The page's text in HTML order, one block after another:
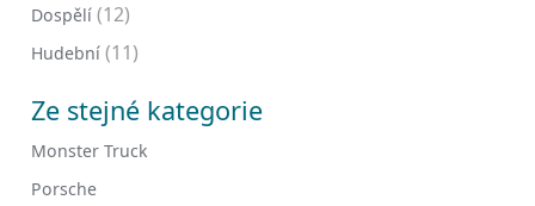
Dospělí (12)
Hudební (11)
Ze stejné kategorie
Monster Truck
Porsche